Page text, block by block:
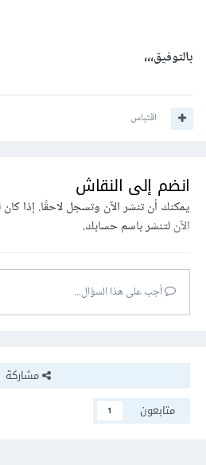
بالتوفيق،،،
اقتباس
انضم إلى النقاش
يمكنك أن تنشر الآن وتسجل لاحقًا. إذا
الآنلتنشر باسم حسابك.
أجب على هذا السؤال...
مشاركة
متابعون
1